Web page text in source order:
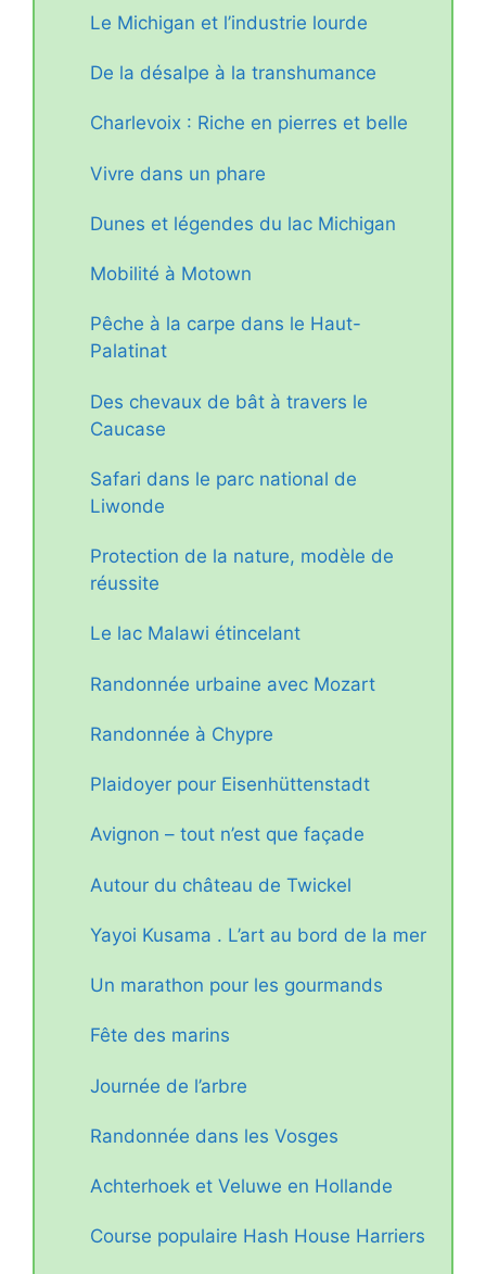
Le Michigan et l’industrie lourde
De la désalpe à la transhumance
Charlevoix : Riche en pierres et belle
Vivre dans un phare
Dunes et légendes du lac Michigan
Mobilité à Motown
Pêche à la carpe dans le Haut-
Palatinat
Des chevaux de bât à travers le
Caucase
Safari dans le parc national de
Liwonde
Protection de la nature, modèle de
réussite
Le lac Malawi étincelant
Randonnée urbaine avec Mozart
Randonnée à Chypre
Plaidoyer pour Eisenhüttenstadt
Avignon – tout n’est que façade
Autour du château de Twickel
Yayoi Kusama . L’art au bord de la mer
Un marathon pour les gourmands
Fête des marins
Journée de l’arbre
Randonnée dans les Vosges
Achterhoek et Veluwe en Hollande
Course populaire Hash House Harriers